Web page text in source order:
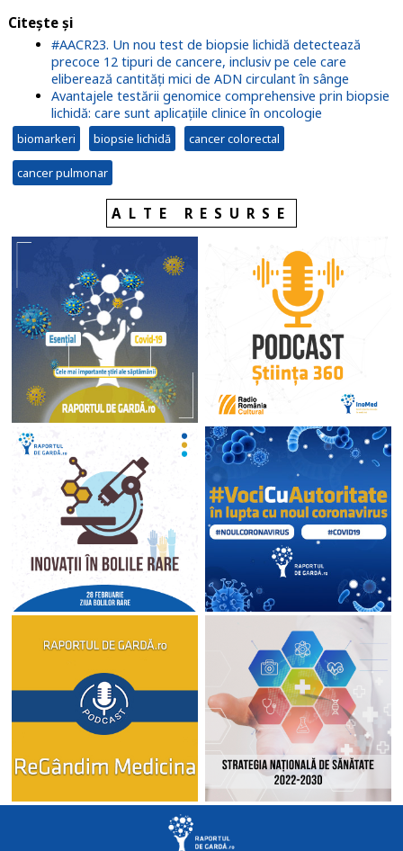
Citește și
#AACR23. Un nou test de biopsie lichidă detectează
precoce 12 tipuri de cancere, inclusiv pe cele care
eliberează cantități mici de ADN circulant în sânge
Avantajele testării genomice comprehensive prin biopsie
lichidă: care sunt aplicațiile clinice în oncologie
biomarkeri biopsie lichidă cancer colorectal
cancer pulmonar
ALTE RESURSE